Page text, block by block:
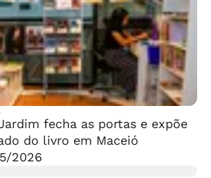
fecha as portas e expõe
do livro em Maceió
2026